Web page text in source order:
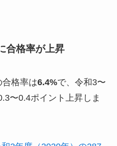
合格率が上昇
格率は6.4%で、令和3〜
〜0.4ポイント上昇しま